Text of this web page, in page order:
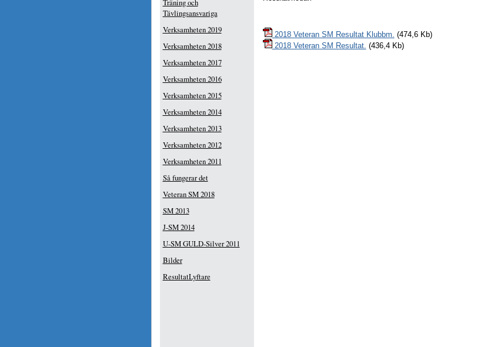
Träning och
Tävlingsansvariga
Verksamheten 2019
Verksamheten 2018
Verksamheten 2017
Verksamheten 2016
Verksamheten 2015
Verksamheten 2014
Verksamheten 2013
Verksamheten 2012
Verksamheten 2011
Så fungerar det
Veteran SM 2018
SM 2013
J-SM 2014
U-SM GULD-Silver 2011
Bilder
ResultatLyftare
2018 Veteran SM Resultat Klubbm. (474,6 Kb)
2018 Veteran SM Resultat. (436,4 Kb)